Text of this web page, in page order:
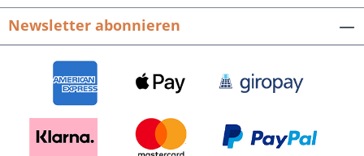
Bürgerschaft. Eine Beschreibung der
heutigen Nutzung des Spitals ergänzt
die historischen Betrachtungen. 120 S.,
mit 65 farbigen Abb., repräsentatives
Großformat, fester Einband. 2009. ISBN
978-3-89735-591-0. EUR 24,80
Presseinformation als pdf-Datei zum
Download Buch-Cover als tif-Datei zum
Newsletter abonnieren